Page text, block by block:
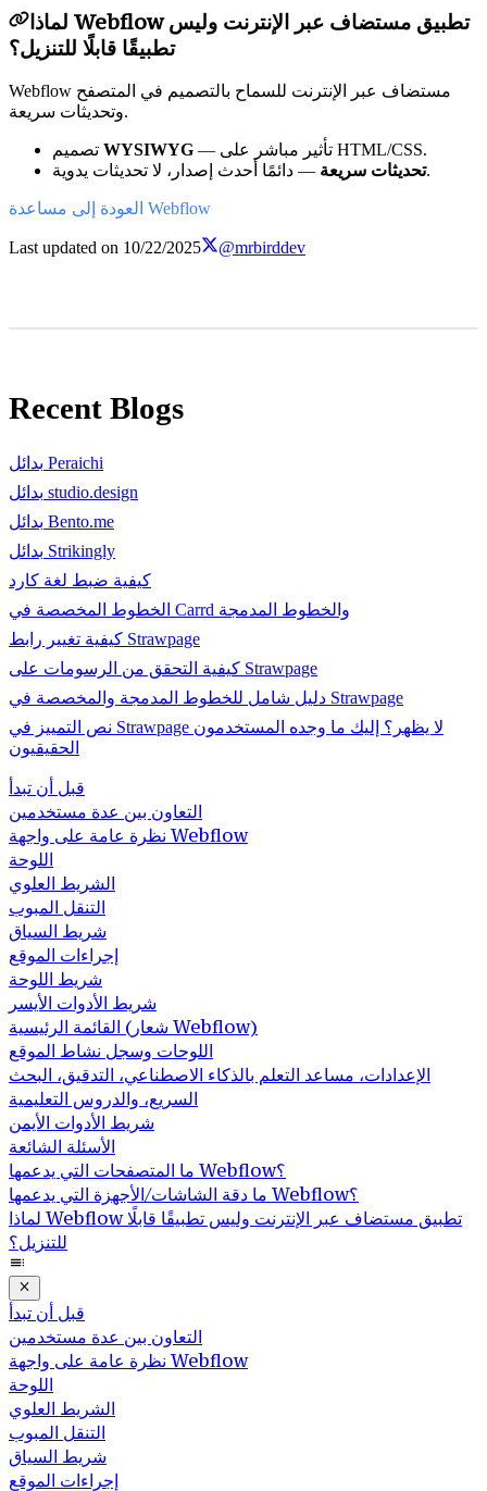
لماذا Webflow تطبيق مستضاف عبر الإنترنت وليس
تطبيقًا قابلًا للتنزيل؟
Webflow مستضاف عبر الإنترنت للسماح بالتصميم في المتصفح
وتحديثات سريعة.
WYSIWYG
— تأثير مباشر على HTML/CSS.
تحديثات سريعة— دائمًا أحدث إصدار، لا تحديثات يدوية.
العودة إلى مساعدة Webflow
Last updated on 10/22/2025 @mrbirddev
Recent Blogs
بدائل Peraichi
بدائل studio.design
بدائل Bento.me
بدائل Strikingly
كيفية ضبط لغة كارد
الخطوط المخصصة في Carrd والخطوط المدمجة
كيفية تغيير رابط Strawpage
كيفية التحقق من الرسومات على Strawpage
دليل شامل للخطوط المدمجة والمخصصة في Strawpage
نص التمييز في Strawpage لا يظهر؟ إليك ما وجده المستخدمون
الحقيقيون
قبل أن تبدأ
التعاون بين عدة مستخدمين
نظرة عامة على واجهة Webflow
اللوحة
الشريط العلوي
التنقل المبوب
شريط السياق
إجراءات الموقع
شريط اللوحة
شريط الأدوات الأيسر
القائمة الرئيسية (شعار Webflow)
اللوحات وسجل نشاط الموقع
الإعدادات، مساعد التعلم بالذكاء الاصطناعي، التدقيق، البحث
السريع، والدروس التعليمية
شريط الأدوات الأيمن
الأسئلة الشائعة
ما المتصفحات التي يدعمها Webflow؟
ما دقة الشاشات/الأجهزة التي يدعمها Webflow؟
لماذا Webflow تطبيق مستضاف عبر الإنترنت وليس تطبيقًا قابلًا
للتنزيل؟
قبل أن تبدأ
التعاون بين عدة مستخدمين
نظرة عامة على واجهة Webflow
اللوحة
الشريط العلوي
التنقل المبوب
شريط السياق
إجراءات الموقع